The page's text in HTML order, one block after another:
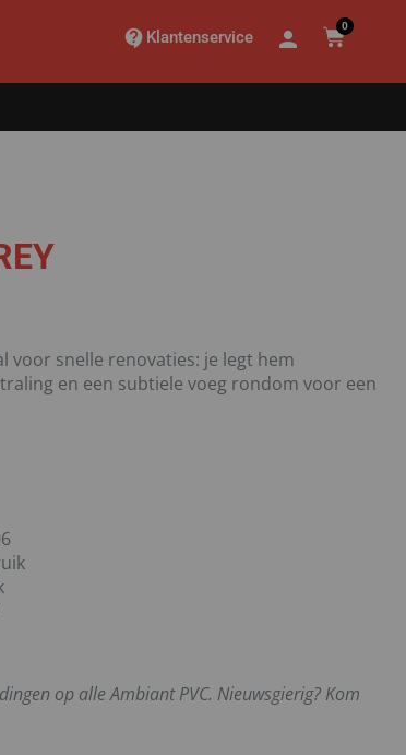
Klantenservice
0
voor snelle renovaties: je legt hem
en een subtiele voeg rondom voor een
op alle Ambiant PVC. Nieuwsgierig? Kom